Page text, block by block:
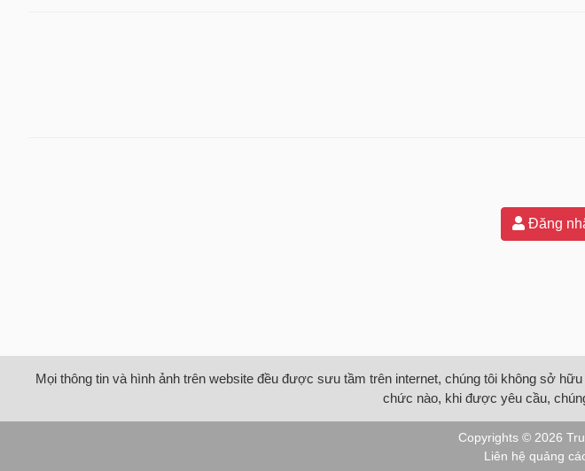
Đăng
Mọi thông tin và hình ảnh trên website đều được sưu tầm trên internet, chúng tôi không sở
chức nào, khi được yêu cầu,
Copyrights © 2026
Liên hệ quảng